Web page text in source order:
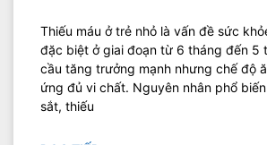
Thiếu máu ở trẻ nhỏ là vấn đề sức
đặc biệt ở giai đoạn từ 6 tháng đến 5
cầu tăng trưởng mạnh nhưng chế độ
ứng đủ vi chất. Nguyên nhân phổ
sắt, thiếu